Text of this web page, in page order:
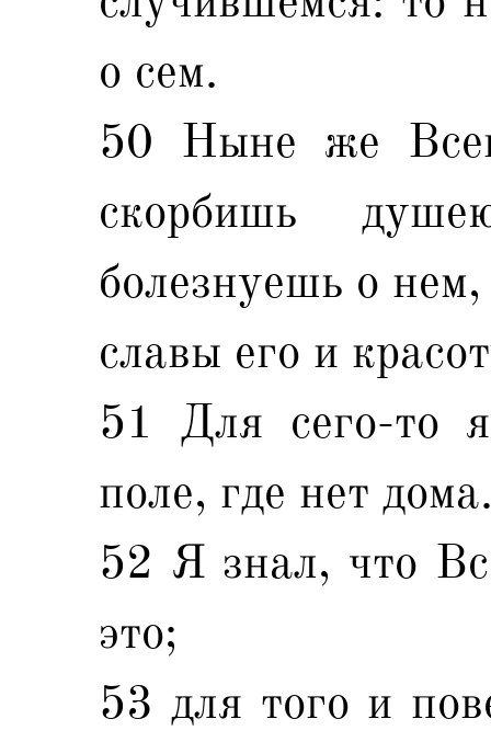
о сем.
50 Ныне же
скорбишь
болезнуешь о нем,
славы его и
51 Для сего-то
поле, где нет
52 Я знал, что
это;
53 для того и